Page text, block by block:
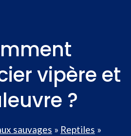
vipère et
?
sauvages » Reptiles »